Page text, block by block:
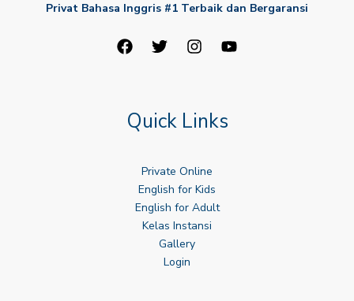
Privat Bahasa Inggris #1 Terbaik dan Bergaransi
Quick Links
Private Online
English for Kids
English for Adult
Kelas Instansi
Gallery
Login